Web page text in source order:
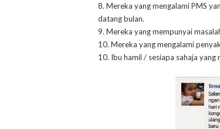
8. Mereka yang mengalami PMS
datang bulan.
9. Mereka yang mempunyai
10. Mereka yang mengalami
10. Ibu hamil / sesiapa sahaja